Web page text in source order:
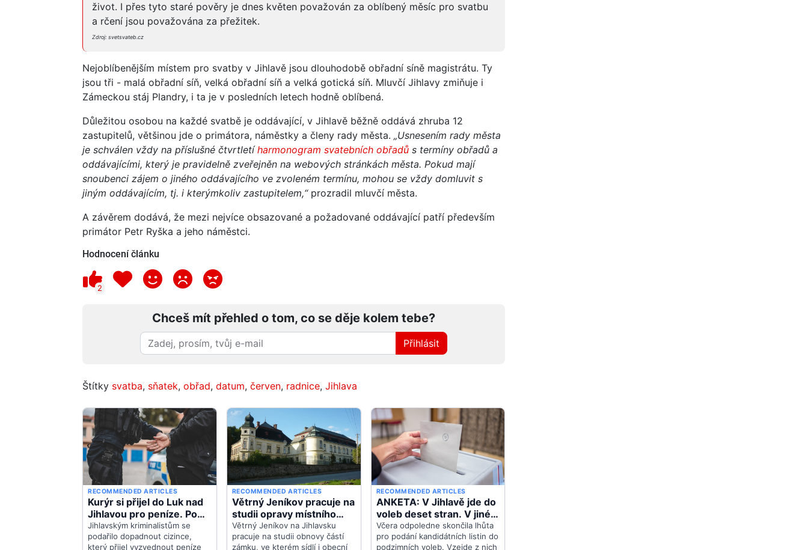
život. I přes tyto staré pověry je dnes květen považován za oblíbený měsíc pro svatbu
a rčení jsou považována za přežitek.
Zdroj: svetsvateb.cz
Nejoblíbenějším místem pro svatby v Jihlavě jsou dlouhodobě obřadní síně magistrátu. Ty
jsou tři - malá obřadní síň, velká obřadní síň a velká gotická síň. Mluvčí Jihlavy zmiňuje i
Zámeckou stáj Plandry, i ta je v posledních letech hodně oblíbená.
Důležitou osobou na každé svatbě je oddávající, v Jihlavě běžně oddává zhruba 12
zastupitelů, většinou jde o primátora, náměstky a členy rady města. „Usnesením rady města
je schválen vždy na příslušné čtvrtletíharmonogram svatebních obřadů s termíny obřadů a
oddávajícími, který je pravidelně zveřejněn na webových stránkách města. Pokud mají
snoubenci zájem o jiného oddávajícího ve zvoleném termínu, mohou se vždy domluvit s
jiným oddávajícím, tj. i kterýmkoliv zastupitelem,“ prozradil mluvčí města.
A závěrem dodává, že mezi nejvíce obsazované a požadované oddávající patří především
primátor Petr Ryška a jeho náměstci.
Hodnocení článku
2
Chceš mít přehled o tom, co se děje kolem tebe?
Přihlásit
Štítky svatba, sňatek, obřad, datum, červen, radnice, Jihlava